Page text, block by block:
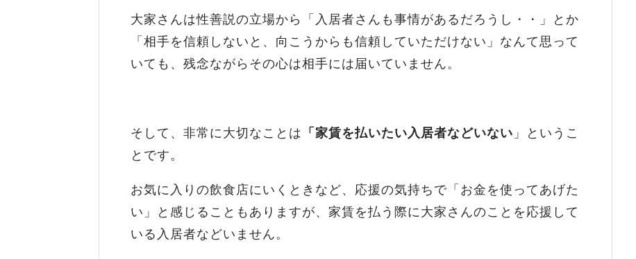
大家さんは性善説の立場から「入居者さんも事情があるだろうし・・」とか
「相手を信頼しないと、向こうからも信頼していただけない」なんて思って
いても、残念ながらその心は相手には届いていません。
そして、非常に大切なことは 「家賃を払いたい入居者などいない 」というこ
とです。
お気に入りの飲食店にいくときなど、応援の気持ちで「お金を使ってあげた
い」と感じることもありますが、家賃を払う際に大家さんのことを応援して
いる入居者などいません。